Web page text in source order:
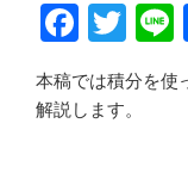
F
c
T
wi
tt
本稿では積分を使
解説します。